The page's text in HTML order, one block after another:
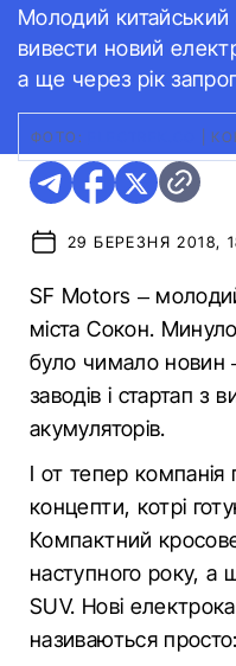
Молодий китайський
вивести новий
а ще через рік
ФОТО:
29 БЕРЕЗНЯ 2018,
SF Motors –
міста Сокон.
було чимало новин
заводів і стартап з
акумуляторів.
І от тепер
концепти, котрі
Компактний
наступного року, а
SUV. Нові
називаються